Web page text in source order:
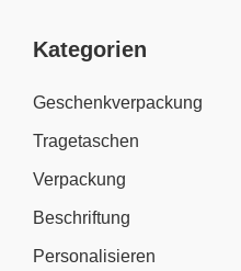
Kategorien
Geschenkverpackung
Tragetaschen
Verpackung
Beschriftung
Personalisieren